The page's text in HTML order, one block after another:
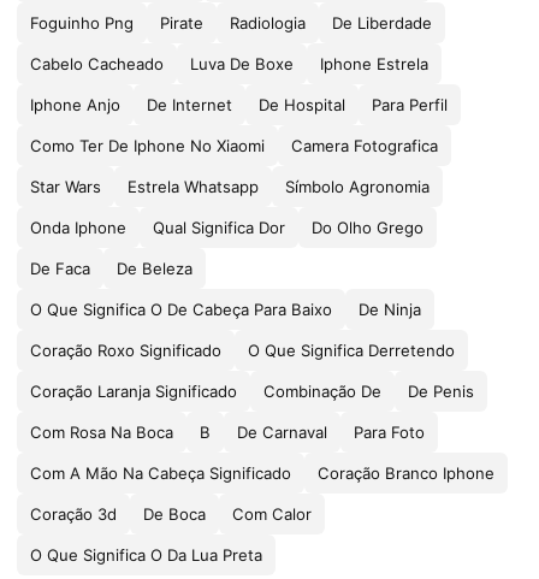
Foguinho Png Pirate Radiologia De Liberdade
Cabelo Cacheado Luva De Boxe Iphone Estrela
Iphone Anjo De Internet De Hospital Para Perfil
Como Ter De Iphone No Xiaomi Camera Fotografica
Star Wars Estrela Whatsapp Símbolo Agronomia
Onda Iphone Qual Significa Dor Do Olho Grego
De Faca De Beleza
O Que Significa O De Cabeça Para Baixo De Ninja
Coração Roxo Significado O Que Significa Derretendo
Coração Laranja Significado Combinação De De Penis
Com Rosa Na Boca B De Carnaval Para Foto
Com A Mão Na Cabeça Significado Coração Branco Iphone
Coração 3d De Boca Com Calor
O Que Significa O Da Lua Preta